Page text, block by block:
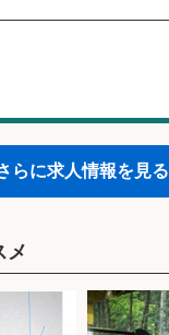
らに求人情報を見る
メ